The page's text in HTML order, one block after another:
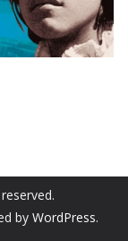
by WordPress.